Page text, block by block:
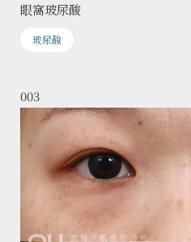
眼窩玻尿酸
玻尿酸
003